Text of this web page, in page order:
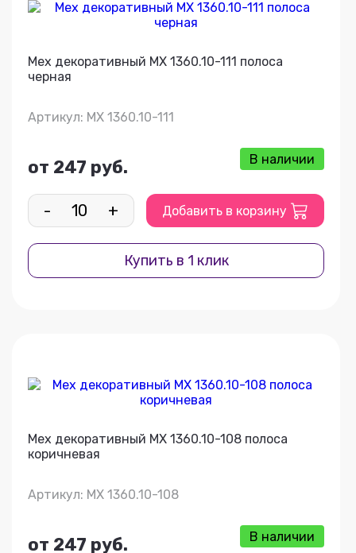
Мех декоративный МХ 1360.10-111 полоса
черная
Артикул: МХ 1360.10-111
от 247 руб. В наличии
- + Добавить в корзину
Купить в 1 клик
Мех декоративный МХ 1360.10-108 полоса
коричневая
Артикул: МХ 1360.10-108
от 247 руб. В наличии